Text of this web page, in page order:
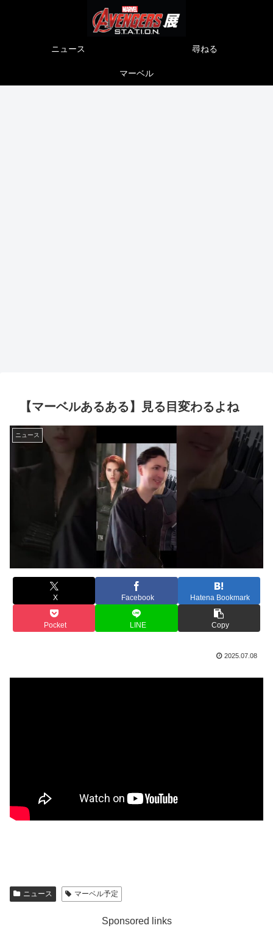
ニュース 尋ねる
マーベル
【マーベルあるある】見る目変わるよね
ニュース
X Facebook Hatena Bookmark
Pocket LINE Copy
2025.07.08
ニュース マーベル予定
Sponsored links